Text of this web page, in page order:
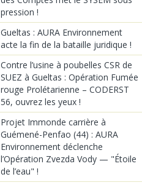
pression !
Gueltas : AURA Environnement
acte la fin de la bataille juridique !
Contre l’usine à poubelles CSR de
SUEZ à Gueltas : Opération Fumée
rouge Prolétarienne – CODERST
56, ouvrez les yeux !
Projet Immonde carrière à
Guémené-Penfao (44) : AURA
Environnement déclenche
l’Opération Zvezda Vody — "Étoile
de l’eau" !